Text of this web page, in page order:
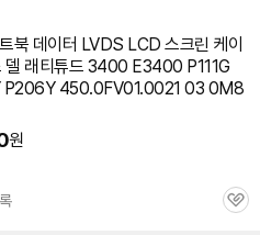
북 데이터 LVDS LCD 스크린 케이
델 래티튜드 3400 E3400 P111G
450.0FV01.0021 03 0M8
원
관